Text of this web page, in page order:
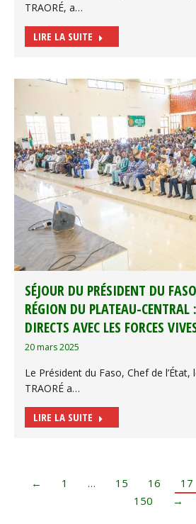
TRAORÉ, a…
LIRE LA SUITE
SÉJOUR DU PRÉSIDENT DU
RÉGION DU PLATEAU-CENTRAL
DIRECTS AVEC LES FORCES
20 mars 2025
Le Président du Faso, Chef de l’État,
TRAORÉ a…
LIRE LA SUITE
← 1 … 15 16 17
150
→